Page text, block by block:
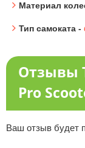
Материал
Тип самоката -
Отзывы
Pro
Ваш отзыв будет